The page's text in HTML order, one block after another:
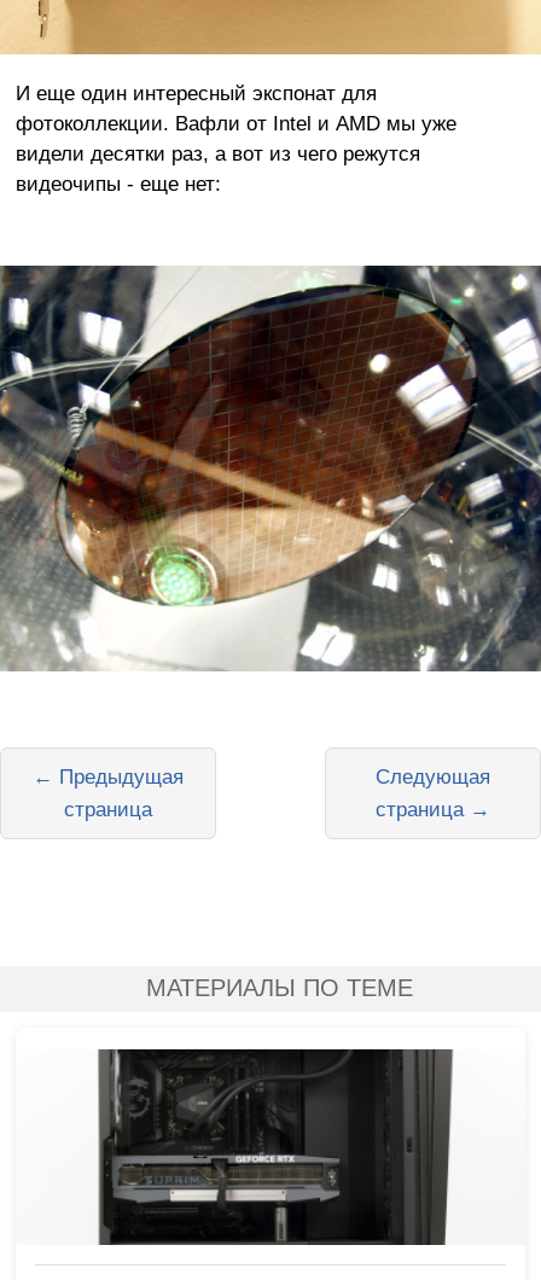
И еще один интересный экспонат для
фотоколлекции. Вафли от Intel и AMD мы уже
видели десятки раз, а вот из чего режутся
видеочипы - еще нет:
Следующая
страница →
← Предыдущая
страница
МАТЕРИАЛЫ ПО ТЕМЕ